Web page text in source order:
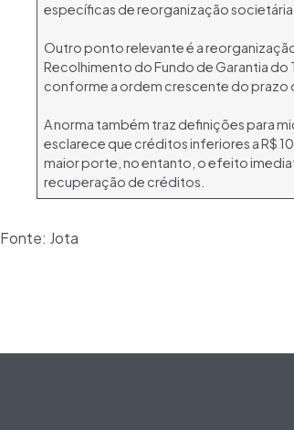
específicas de reorganização societária.
Outro ponto relevante é a
Recolhimento do Fundo de Garantia do
conforme a ordem crescente do prazo
A norma também traz definições para
esclarece que créditos inferiores a R$
maior porte, no entanto, o efeito
recuperação de créditos.
Fonte: Jota